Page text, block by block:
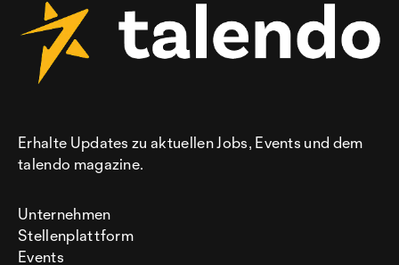
Erhalte Updates zu aktuellen Jobs, Events und dem
talendo magazine.
Unternehmen
Stellenplattform
Events